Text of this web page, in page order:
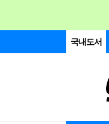
국내도서